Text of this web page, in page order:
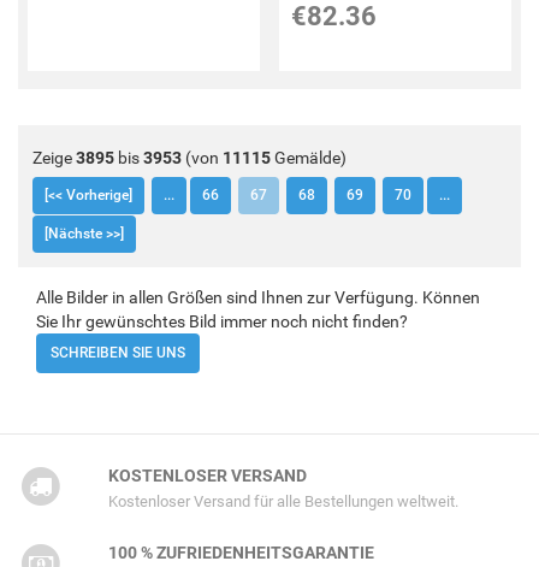
€82.36
Zeige3895 bis3953 (von 11115Gemälde)
[<< Vorherige] ... 66 67 68 69 70 ...
[Nächste >>]
Alle Bilder in allen Größen sind Ihnen zur Verfügung. Können
Sie Ihr gewünschtes Bild immer noch nicht finden?
SCHREIBEN SIE UNS
KOSTENLOSER VERSAND
Kostenloser Versand für alle Bestellungen weltweit.
100 % ZUFRIEDENHEITSGARANTIE